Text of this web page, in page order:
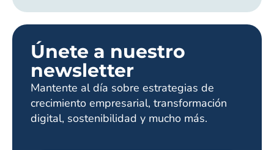
Únete a nuestro
newsletter
Mantente al día sobre estrategias de
crecimiento empresarial, transformación
digital, sostenibilidad y mucho más.